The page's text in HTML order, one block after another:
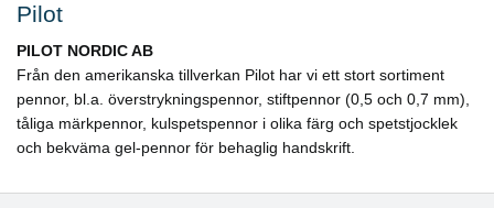
Pilot
PILOT NORDIC AB
Från den amerikanska tillverkan Pilot har vi ett stort sortiment
pennor, bl.a. överstrykningspennor, stiftpennor (0,5 och 0,7 mm),
tåliga märkpennor, kulspetspennor i olika färg och spetstjocklek
och bekväma gel-pennor för behaglig handskrift.